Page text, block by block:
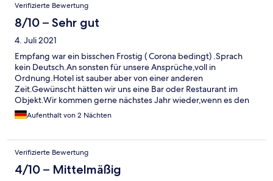
Verifizierte Bewertung
8/10 – Sehr gut
4. Juli 2021
Empfang war ein bisschen Frostig ( Corona bedingt) .Sprach
kein Deutsch.An sonsten für unsere Ansprüche,voll in
Ordnung.Hotel ist sauber aber von einer anderen
Zeit.Gewünscht hätten wir uns eine Bar oder Restaurant im
Objekt.Wir kommen gerne nächstes Jahr wieder,wenn es den
Laden noch giebt.Steffen & Marion
Aufenthalt von 2 Nächten
Verifizierte Bewertung
4/10 – Mittelmäßig